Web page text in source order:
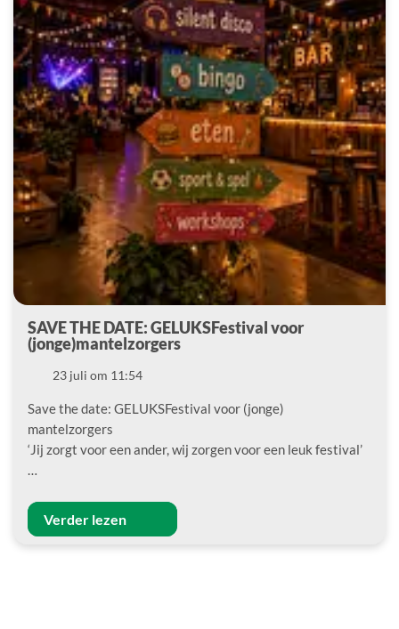
SAVE THE DATE: GELUKSFestival voor
(jonge)mantelzorgers
Datum23 juli om 11:54
Save the date: GELUKSFestival voor (jonge)
mantelzorgers
‘Jij zorgt voor een ander, wij zorgen voor een leuk festival’
…
Verder lezen